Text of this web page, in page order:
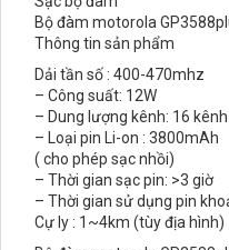
Bộ đàm motorola
Thông tin sản phẩm
Dải tần số : 400-470mhz
– Công suất: 12W
– Dung lượng kênh: 16 kênh
– Loại pin Li-on : 3800mAh
( cho phép sạc nhồi)
– Thời gian sạc pin: >3 giờ
– Thời gian sử dụng pin
Cự ly : 1~4km (tùy địa hình)